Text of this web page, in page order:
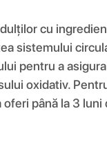
cu
sistemului
pentru a
oxidativ.
până la 3